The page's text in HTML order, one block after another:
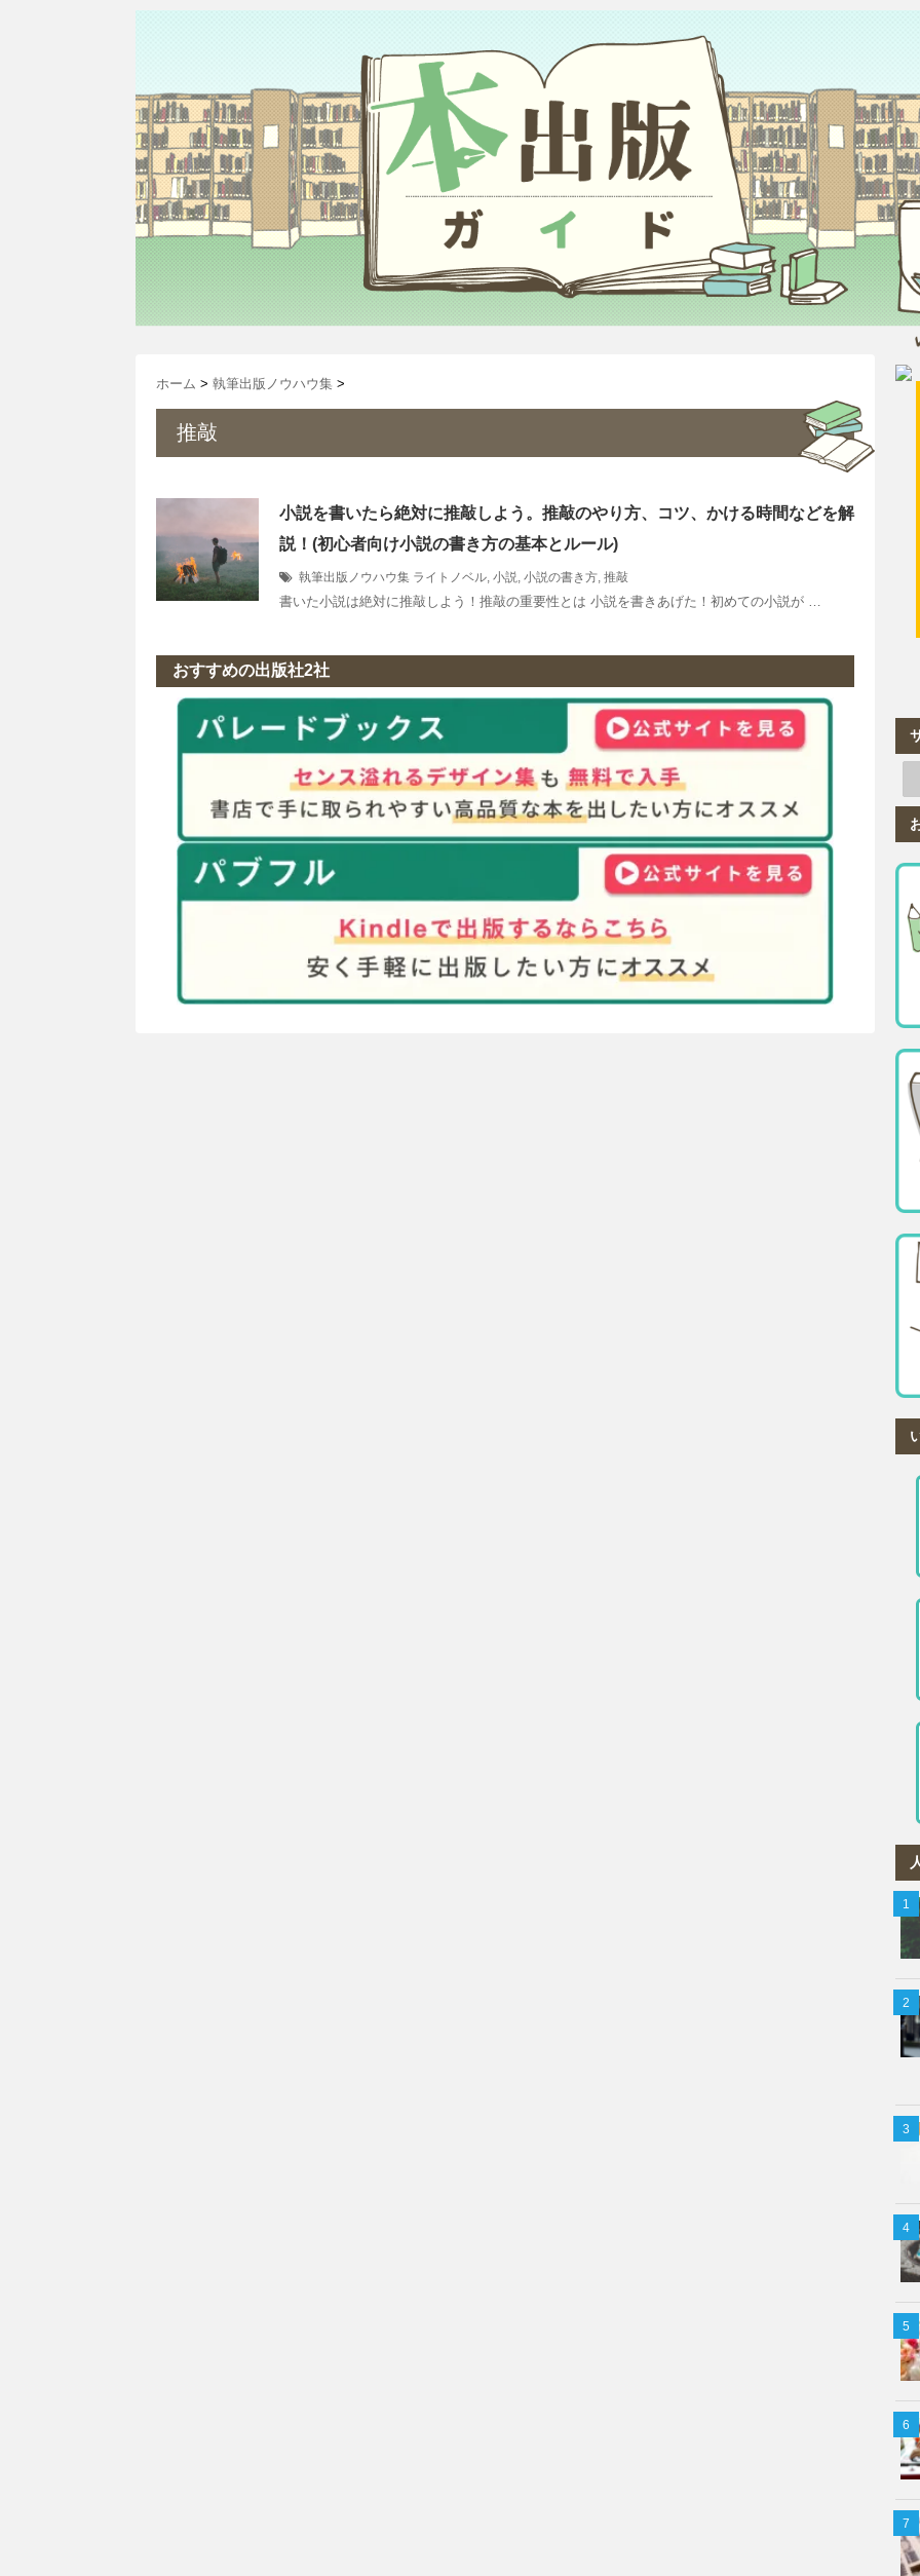
ホーム > 執筆出版ノウハウ集 >
推敲
小説を書いたら絶対に推敲しよう。推敲のやり方、コツ、かける時間などを解
説！(初心者向け小説の書き方の基本とルール)
執筆出版ノウハウ集 ライトノベル, 小説, 小説の書き方, 推敲
書いた小説は絶対に推敲しよう！推敲の重要性とは 小説を書きあげた！初めての小説が …
おすすめの出版社2社